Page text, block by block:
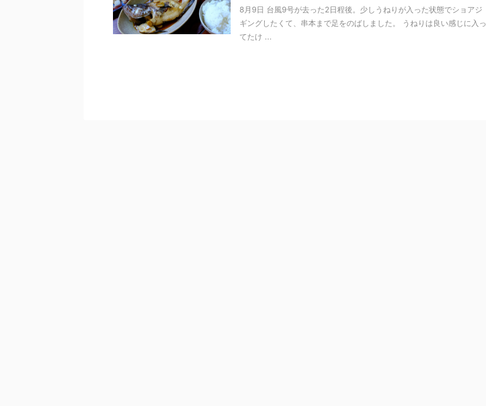
8月9日 台風9号が去った2日程後。少しうねりが入った状態でショアジ
ギングしたくて、串本まで足をのばしました。 うねりは良い感じに入っ
てたけ ...